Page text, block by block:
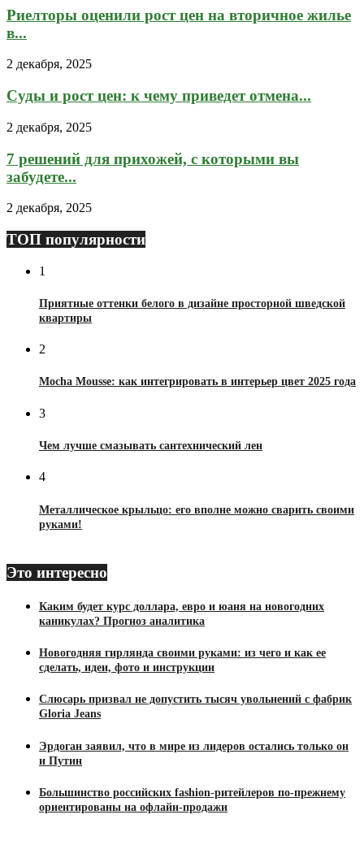
Риелторы оценили рост цен на вторичное жилье
в...
2 декабря, 2025
Суды и рост цен: к чему приведет отмена...
2 декабря, 2025
7 решений для прихожей, с которыми вы
забудете...
2 декабря, 2025
ТОП популярности
1
Приятные оттенки белого в дизайне просторной шведской
квартиры
2
Mocha Mousse: как интегрировать в интерьер цвет 2025 года
3
Чем лучше смазывать сантехнический лен
4
Металлическое крыльцо: его вполне можно сварить своими
руками!
Это интересно
Каким будет курс доллара, евро и юаня на новогодних
каникулах? Прогноз аналитика
Новогодняя гирлянда своими руками: из чего и как ее
сделать, идеи, фото и инструкции
Слюсарь призвал не допустить тысяч увольнений с фабрик
Gloria Jeans
Эрдоган заявил, что в мире из лидеров остались только он
и Путин
Большинство российских fashion-ритейлеров по-прежнему
ориентированы на офлайн-продажи